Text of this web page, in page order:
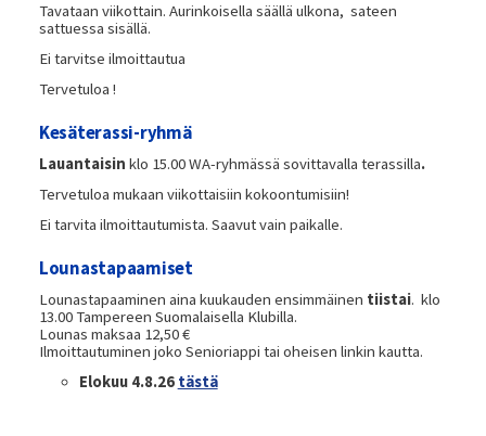
Tavataan viikottain. Aurinkoisella säällä ulkona, sateen
sattuessa sisällä.
Ei tarvitse ilmoittautua
Tervetuloa !
Kesäterassi-ryhmä
Lauantaisin klo 15.00 WA-ryhmässä sovittavalla terassilla.
Tervetuloa mukaan viikottaisiin kokoontumisiin!
Ei tarvita ilmoittautumista. Saavut vain paikalle.
Lounastapaamiset
Lounastapaaminen aina kuukauden ensimmäinen tiistai. klo
13.00 Tampereen Suomalaisella Klubilla.
Lounas maksaa 12,50 €
Ilmoittautuminen joko Senioriappi tai oheisen linkin kautta.
Elokuu 4.8.26 tästä